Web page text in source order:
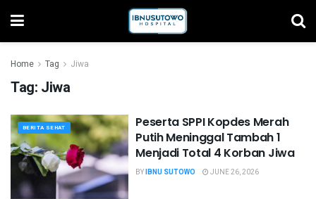
Home Tag Jiwa
Tag: Jiwa
BERITA SEHAT
Peserta SPPI Kopdes Merah
Putih Meninggal Tambah 1
Menjadi Total 4 Korban Jiwa
BYIBNU SUTOWO JUNE 26, 2026